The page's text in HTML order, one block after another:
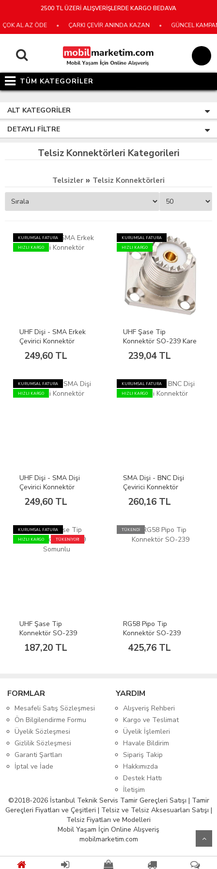
2500 TL ÜZERİ ALIŞVERİŞLERDE KARGO BEDAVA
AL AZ ÖDE ÇARKI ÇEVİR ANINDA KAZAN GÜNCEL
TÜM KATEGORİLER
ALT KATEGORILER
DETAYLI FILTRE
Telsiz Konnektörleri Kategorileri
Telsizler » Telsiz Konnektörleri
KURUMSAL FATURA
HIZLI KARGO
UHF Dişi - SMA Erkek
Çevirici Konnektör
249,60 TL
KURUMSAL FATURA
HIZLI KARGO
UHF Şase Tip
Konnektör SO-239 Kare
239,04 TL
KURUMSAL FATURA
HIZLI KARGO
UHF Dişi - SMA Dişi
Çevirici Konnektör
249,60 TL
KURUMSAL FATURA
HIZLI KARGO
SMA Dişi - BNC Dişi
Çevirici Konnektör
260,16 TL
KURUMSAL FATURA
HIZLI KARGO
TÜKENİYOR!
UHF Şase Tip
Konnektör SO-239
Somunlu
187,20 TL
TÜKENDİ
RG58 Pipo Tip
Konnektör SO-239
425,76 TL
FORMLAR
Mesafeli Satış Sözleşmesi
Ön Bilgilendirme Formu
Üyelik Sözleşmesi
Gizlilik Sözleşmesi
Garanti Şartları
İptal ve İade
YARDIM
Alışveriş Rehberi
Kargo ve Teslimat
Üyelik İşlemleri
Havale Bildirim
Sipariş Takip
Hakkımızda
Destek Hattı
İletişim
©2018-2026 İstanbul Teknik Servis Tamir Gereçleri Satışı | Tamir
Gereçleri Fiyatları ve Çeşitleri | Telsiz ve Telsiz Aksesuarları Satışı |
Telsiz Fiyatları ve Modelleri
Mobil Yaşam İçin Online Alışveriş
mobilmarketim.com